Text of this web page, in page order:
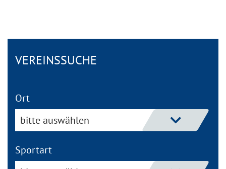
VEREINS­SUCHE
Ort
bitte auswählen
Sportart